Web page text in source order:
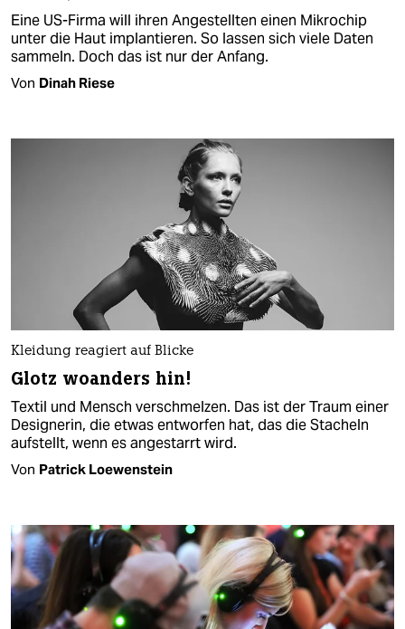
Eine US-Firma will ihren Angestellten einen Mikrochip
unter die Haut implantieren. So lassen sich viele Daten
sammeln. Doch das ist nur der Anfang.
Von Dinah Riese
Kleidung reagiert auf Blicke
Glotz woanders hin!
Textil und Mensch verschmelzen. Das ist der Traum einer
Designerin, die etwas entworfen hat, das die Stacheln
aufstellt, wenn es angestarrt wird.
Von Patrick Loewenstein